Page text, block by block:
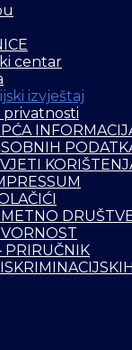
centar
izvještaj
privatnosti
PRIRUČNIK